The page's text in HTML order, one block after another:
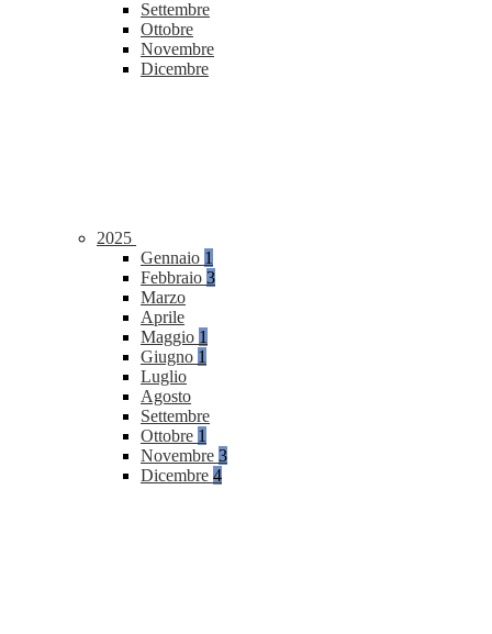
Settembre
Ottobre
Novembre
Dicembre
2025
Gennaio 1
Febbraio 3
Marzo
Aprile
Maggio 1
Giugno 1
Luglio
Agosto
Settembre
Ottobre 1
Novembre 3
Dicembre 4